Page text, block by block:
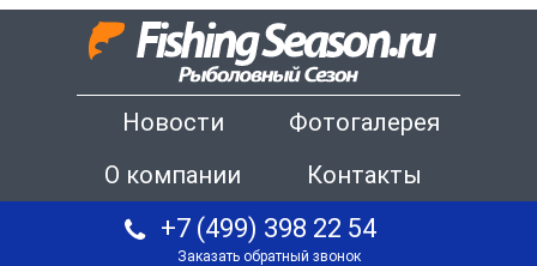
Новости
Фотогалерея
О компании
Контакты
+7 (499) 398 22 54
Заказать обратный звонок